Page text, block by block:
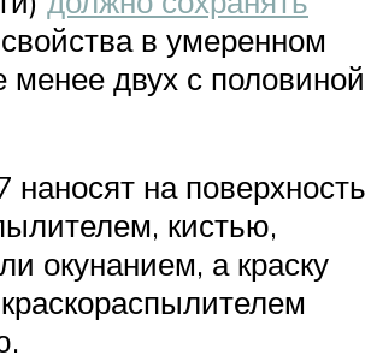
свойства в умеренном
менее двух с половиной
на поверхность
кистью,
окунанием, а краску